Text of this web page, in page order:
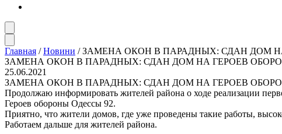
Главная / Новини / ЗАМЕНА ОКОН В ПАРАДНЫХ: СДАН ДОМ
ЗАМЕНА ОКОН В ПАРАДНЫХ: СДАН ДОМ НА ГЕРОЕВ
25.06.2021
ЗАМЕНА ОКОН В ПАРАДНЫХ: СДАН ДОМ НА ГЕРОЕВ
Продолжаю информировать жителей района о ходе реализации
Героев обороны Одессы 92.
Приятно, что жители домов, где уже проведены такие работы,
Работаем дальше для жителей района.